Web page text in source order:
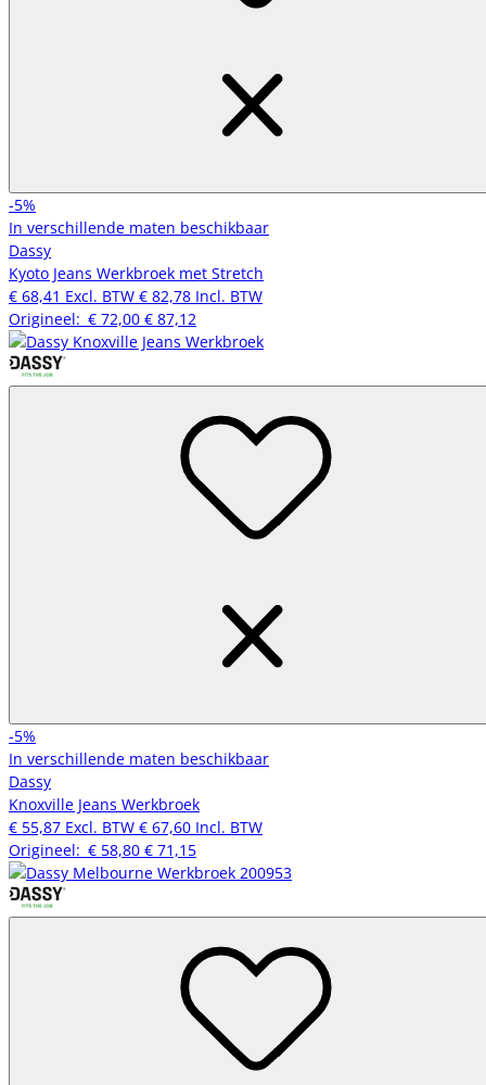
-5%
In verschillende maten beschikbaar
Dassy
Kyoto Jeans Werkbroek met Stretch
€ 68,41 Excl. BTW € 82,78 Incl. BTW
Origineel: € 72,00 € 87,12
-5%
In verschillende maten beschikbaar
Dassy
Knoxville Jeans Werkbroek
€ 55,87 Excl. BTW € 67,60 Incl. BTW
Origineel: € 58,80 € 71,15